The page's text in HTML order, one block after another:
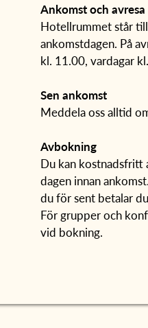
Ankomst och avresa
Hotellrummet står
ankomstdagen. På
kl. 11.00, vardagar
Sen ankomst
Meddela oss alltid
Avbokning
Du kan
dagen innan
du för sent betalar
För grupper och
vid bokning.